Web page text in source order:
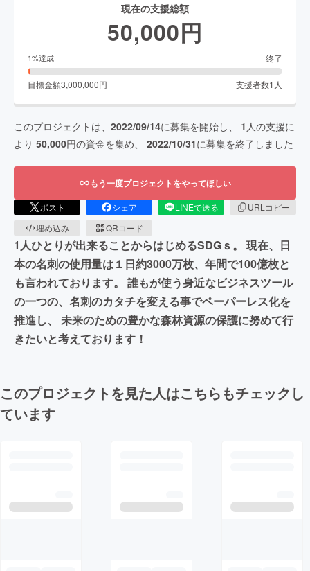
現在の支援総額
50,000円
1%達成 終了
目標金額3,000,000円 支援者数1 人
このプロジェクトは、 2022/09/14に募集を開始し、 1 人の支援に
より 50,000円の資金を集め、 2022/10/31に募集を終了しました
もう一度プロジェクトをやってほしい
ポスト シェア LINEで送る
URLコピー
埋め込み
QRコード
1人ひとりが出来ることからはじめるSDGｓ。 現在、日
本の名刺の使用量は１日約3000万枚、年間で100億枚と
も言われております。 誰もが使う身近なビジネスツール
の一つの、名刺のカタチを変える事でペーパーレス化を
推進し、 未来のための豊かな森林資源の保護に努めて行
きたいと考えております！
このプロジェクトを見た人はこちらもチェックし
ています